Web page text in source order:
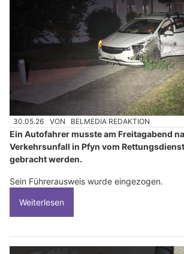
30.05.26 VON BELMEDIA REDAKTION
Ein Autofahrer musste am Freitagabend
Verkehrsunfall in Pfyn vom
gebracht werden.
Sein Führerausweis wurde eingezogen.
Weiterlesen